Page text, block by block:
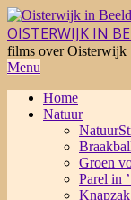
Skip
to
content
OISTERWIJK IN
films over Oisterwijk
Primary
Menu
Menu
Home
Natuur
Groen
Parel in